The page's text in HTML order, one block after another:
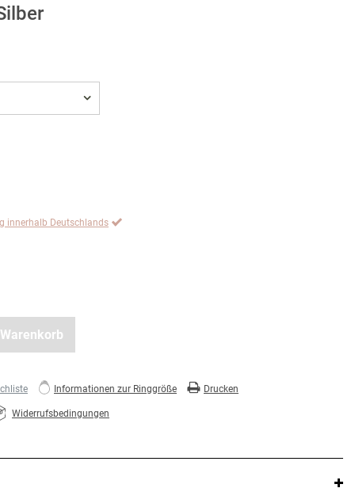
innerhalb Deutschlands
Informationen zur Ringgröße Drucken
Widerrufsbedingungen